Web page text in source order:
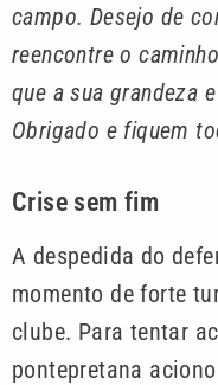
campo. Desejo de
reencontre o
que a sua grandeza
Obrigado e fiquem
Crise sem fim
A despedida do
momento de forte
clube. Para tentar
pontepretana